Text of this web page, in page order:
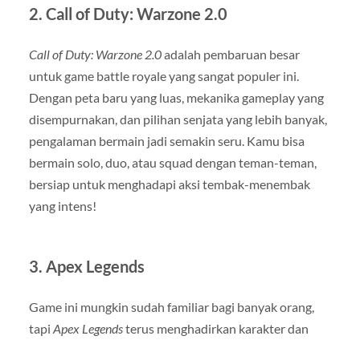
2. Call of Duty: Warzone 2.0
Call of Duty: Warzone 2.0adalah pembaruan besar
untuk game battle royale yang sangat populer ini.
Dengan peta baru yang luas, mekanika gameplay yang
disempurnakan, dan pilihan senjata yang lebih banyak,
pengalaman bermain jadi semakin seru. Kamu bisa
bermain solo, duo, atau squad dengan teman-teman,
bersiap untuk menghadapi aksi tembak-menembak
yang intens!
3. Apex Legends
Game ini mungkin sudah familiar bagi banyak orang,
tapi Apex Legendsterus menghadirkan karakter dan